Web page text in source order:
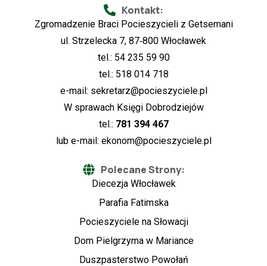
Kontakt:
Zgromadzenie Braci Pocieszycieli z Getsemani
ul. Strzelecka 7, 87‑800 Włocławek
tel.: 54 235 59 90
tel.: 518 014 718
e-mail: sekretarz@pocieszyciele.pl
W sprawach Księgi Dobrodziejów
tel.: 781 394 467
lub e-mail: ekonom@pocieszyciele.pl
Polecane Strony:
Diecezja Włocławek
Parafia Fatimska
Pocieszyciele na Słowacji
Dom Pielgrzyma w Mariance
Duszpasterstwo Powołań